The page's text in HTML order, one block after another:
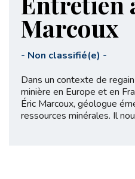
Marcoux
- Non classifié(e) -
Dans un contexte de
minière en Europe et en
Éric Marcoux, géologue
ressources minérales. Il